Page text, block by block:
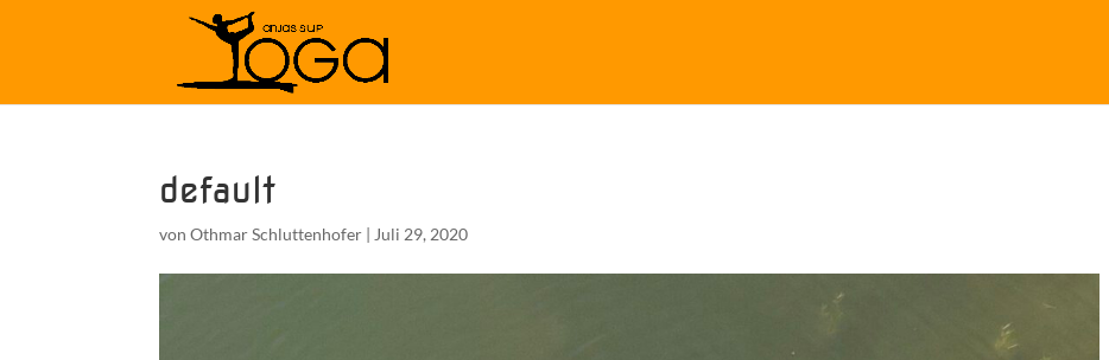
default
vonOthmar Schluttenhofer | Juli 29, 2020